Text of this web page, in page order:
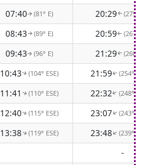
07:40↑(81° E) 20:29↑(275°
08:43↑(89° E) 20:59↑(267°
09:43↑(96° E) 21:29↑(260°
10:43↑(104° ESE) 21:59↑(254°
11:41 ↑(110° ESE) 22:32↑(248°
12:40↑(115° ESE) 23:07↑(243°
13:38↑(119° ESE) 23:48↑(239°
-